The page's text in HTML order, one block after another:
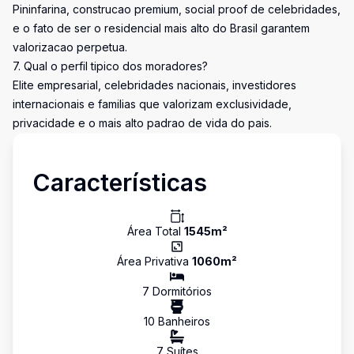
Pininfarina, construcao premium, social proof de celebridades,
e o fato de ser o residencial mais alto do Brasil garantem
valorizacao perpetua.
7. Qual o perfil tipico dos moradores?
Elite empresarial, celebridades nacionais, investidores
internacionais e familias que valorizam exclusividade,
privacidade e o mais alto padrao de vida do pais.
Características
Área Total 1545m²
Área Privativa 1060m²
7 Dormitórios
10 Banheiros
7 Suítes